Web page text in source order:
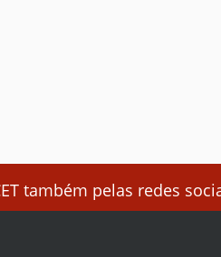
também pelas redes